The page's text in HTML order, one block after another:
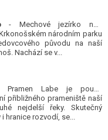
- Mechové jezírko nad
národním parku
původu na naší
Nachází se v...
Labe je pouze
přibližného prameniště naší
nejdelší řeky. Skutečný
hranice rozvodí, se...